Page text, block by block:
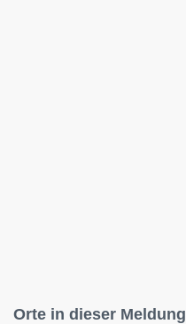
Orte in dieser Meldung